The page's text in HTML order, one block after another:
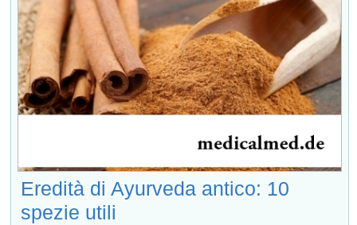
Eredità di Ayurveda antico: 10
spezie utili